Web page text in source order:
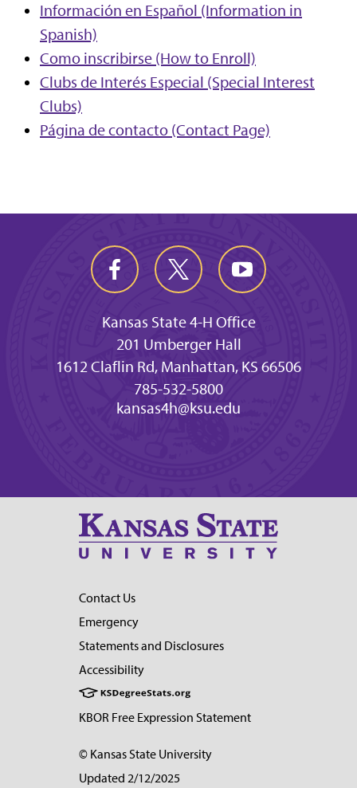
Información en Español (Information in
Spanish)
Como inscribirse (How to Enroll)
Clubs de Interés Especial (Special Interest
Clubs)
Página de contacto (Contact Page)
Kansas State 4-H Office
201 Umberger Hall
1612 Claflin Rd, Manhattan, KS 66506
785-532-5800
kansas4h@ksu.edu
Contact Us
Emergency
Statements and Disclosures
Accessibility
KBOR Free Expression Statement
© Kansas State University
Updated 2/12/2025